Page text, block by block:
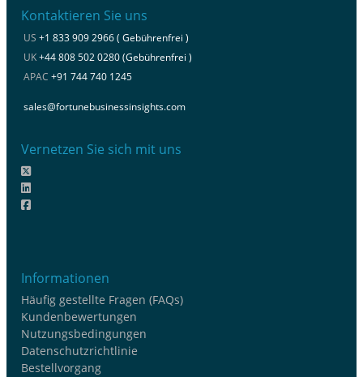
Kontaktieren Sie uns
US +1 833 909 2966 ( Gebührenfrei )
UK+44 808 502 0280 (Gebührenfrei )
APAC +91 744 740 1245
sales@fortunebusinessinsights.com
Vernetzen Sie sich mit uns
Informationen
Häufig gestellte Fragen (FAQs)
Kundenbewertungen
Nutzungsbedingungen
Datenschutzrichtlinie
Bestellvorgang